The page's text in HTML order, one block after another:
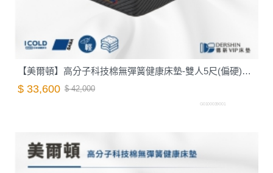
【美爾頓】高分子科技棉無彈簧健康床墊-雙人5尺(偏硬)｜德新 VIP 床墊
$ 33,600 $ 42,000
G0100039001